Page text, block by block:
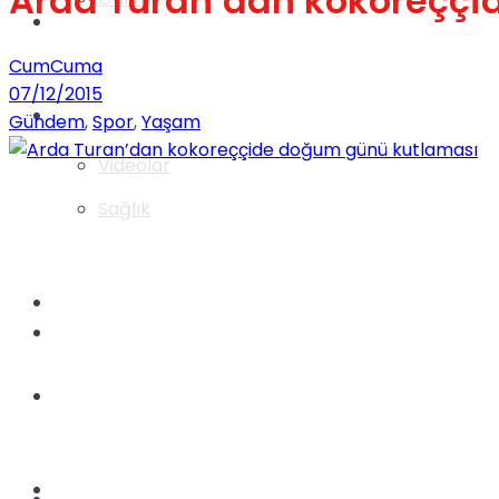
Videolar
Gündem
Yaşam
Sağlık
CumCuma
07/12/2015
Gündem,Spor,Yaşam